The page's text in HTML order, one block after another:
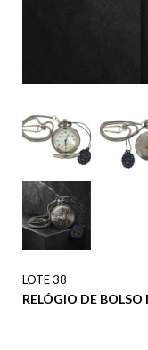
LOTE 38
RELÓGIO DE